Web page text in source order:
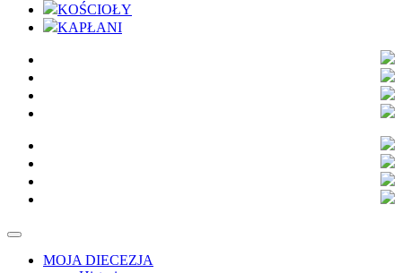
KOŚCIOŁY
KAPŁANI
MOJA DIECEZJA